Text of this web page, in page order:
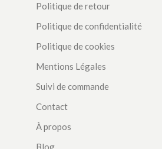
Politique de retour
Politique de confidentialité
Politique de cookies
Mentions Légales
Suivi de commande
Contact
À propos
Blog